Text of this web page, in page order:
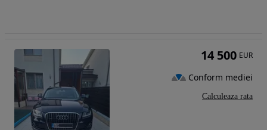
14 500 EUR
Conform mediei
Calculeaza rata